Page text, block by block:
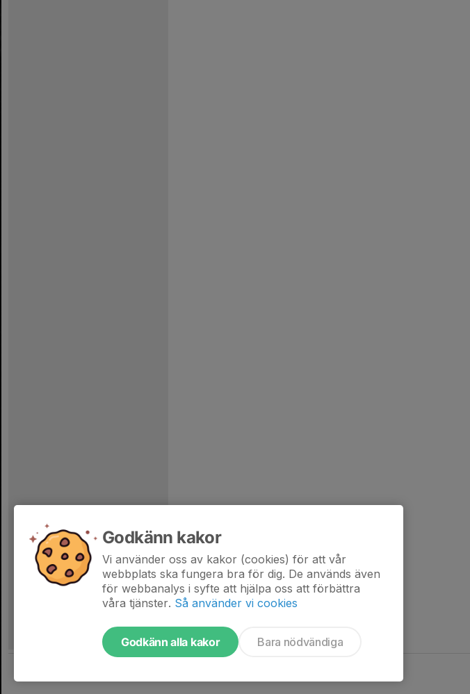
Godkänn kakor
Vi använder oss av kakor (cookies) för att vår
webbplats ska fungera bra för dig. De används även
för webbanalys i syfte att hjälpa oss att förbättra
våra tjänster. Så använder vi cookies
Godkänn alla kakor Bara nödvändiga